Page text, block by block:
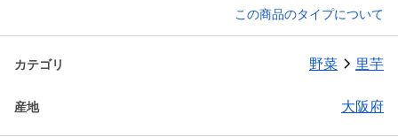
この商品のタイプについて
カテゴリ 野菜 里芋
産地 大阪府